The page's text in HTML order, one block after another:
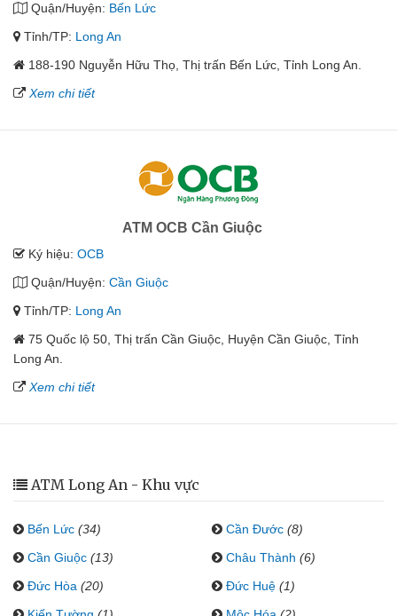
Quận/Huyện: Bến Lức
Tỉnh/TP: Long An
188-190 Nguyễn Hữu Thọ, Thị trấn Bến Lức, Tỉnh Long An.
Xem chi tiết
ATM OCB Cần Giuộc
Ký hiệu: OCB
Quận/Huyện: Cần Giuộc
Tỉnh/TP: Long An
75 Quốc lộ 50, Thị trấn Cần Giuộc, Huyện Cần Giuộc, Tỉnh
Long An.
Xem chi tiết
ATM Long An - Khu vực
Bến Lức (34) Cần Đước (8)
Cần Giuộc (13) Châu Thành (6)
Đức Hòa (20) Đức Huệ (1)